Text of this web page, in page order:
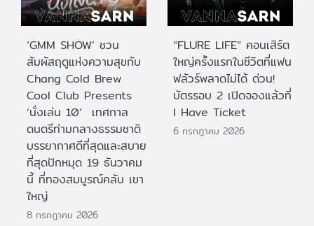
‘GMM SHOW’ ชวน
สัมผัสฤดูแห่งความสุขกับ
Chang Cold Brew
Cool Club Presents
‘นั่งเล่น 10’ เทศกาล
ดนตรีท่ามกลางธรรมชาติ
บรรยากาศดีที่สุดและสบาย
ที่สุดปักหมุด 19 ธันวาคม
นี้ ที่ทองสมบูรณ์คลับ เขา
ใหญ่
8 กรกฎาคม 2026
“FLURE LIFE” คอนเสิร์ต
ใหญ่ครั้งแรกในชีวิตที่แฟน
ฟลัวร์พลาดไม่ได้ ด่วน!
บัตรรอบ 2 เปิดจองแล้วที่
I Have Ticket
6 กรกฎาคม 2026